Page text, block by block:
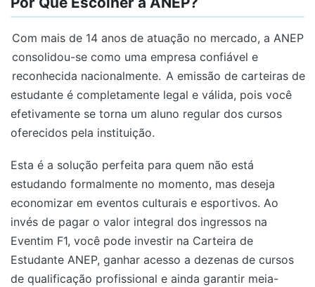
Com mais de 14 anos de atuação no mercado, a ANEP
consolidou-se como uma empresa confiável e
reconhecida nacionalmente. A emissão de carteiras de
estudante é completamente legal e válida, pois você
efetivamente se torna um aluno regular dos cursos
oferecidos pela instituição.
Esta é a solução perfeita para quem não está
estudando formalmente no momento, mas deseja
economizar em eventos culturais e esportivos. Ao
invés de pagar o valor integral dos ingressos na
Eventim F1, você pode investir na Carteira de
Estudante ANEP, ganhar acesso a dezenas de cursos
de qualificação profissional e ainda garantir meia-